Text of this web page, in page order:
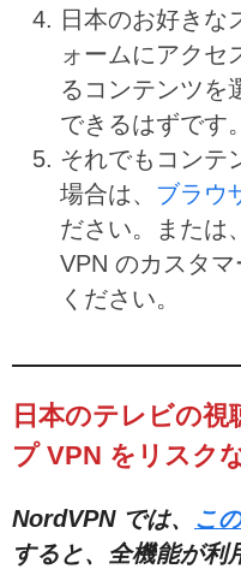
日本のお好きな
ォームにアクセ
るコンテンツを
できるはずです。
それでもコンテ
場合は、 ブラウ
ださい。または
VPN のカスタ
ください。
日本のテレビの
プ VPN をリスク
NordVPN では、 こ
すると、全機能が利